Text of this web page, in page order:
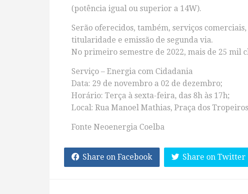
(potência igual ou superior a 14W).
Serão oferecidos, também, serviços
titularidade e emissão de segunda via.
No primeiro semestre de 2022, mais de 25 mil
Serviço – Energia com Cidadania
Data: 29 de novembro a 02 de dezembro;
Horário: Terça à sexta-feira, das 8h às 17h;
Local: Rua Manoel Mathias, Praça dos
Fonte Neoenergia Coelba
Share on Facebook Share on Twitter